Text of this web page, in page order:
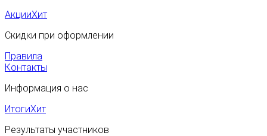
АкцииХит
Скидки при оформлении
Правила
Контакты
Информация о нас
ИтогиХит
Результаты участников